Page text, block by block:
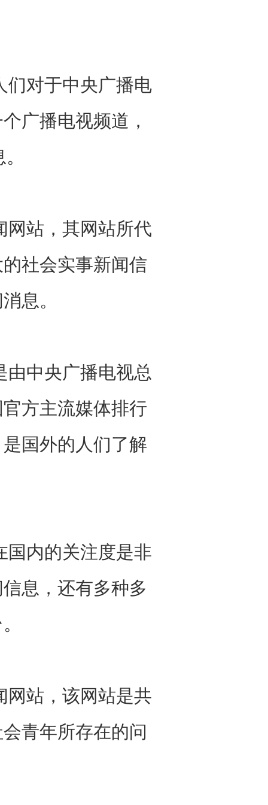
对于中央广播电
广播电视频道，
站，其网站所代
社会实事新闻信
息。
中央广播电视总
方主流媒体排行
国外的人们了解
内的关注度是非
息，还有多种多
站，该网站是共
青年所存在的问